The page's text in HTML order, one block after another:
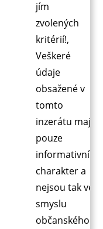
jím
zvolených
kritérií!,
Veškeré
údaje
obsažené v
tomto
inzerátu mají
pouze
informativní
charakter a
nejsou tak ve
smyslu
občanského